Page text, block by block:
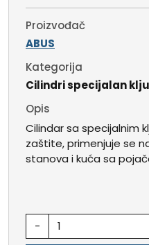
Proizvođač
ABUS
Kategorija
Cilindri specijalan
Opis
Cilindar sa specijalnim
zaštite, primenjuje se
stanova i kuća sa
-